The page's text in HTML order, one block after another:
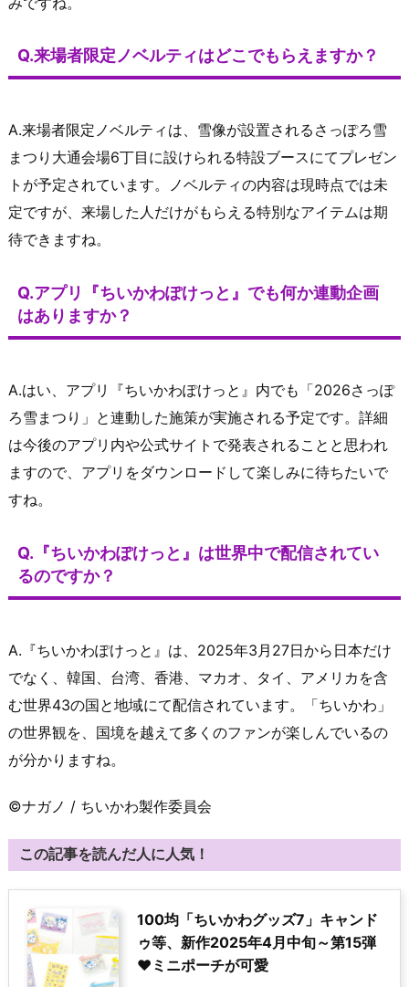
Q.来場者限定ノベルティはどこでもらえますか？
A.来場者限定ノベルティは、雪像が設置されるさっぽろ雪
まつり大通会場6丁目に設けられる特設ブースにてプレゼン
トが予定されています。ノベルティの内容は現時点では未
定ですが、来場した人だけがもらえる特別なアイテムは期
待できますね。
Q.アプリ『ちいかわぽけっと』でも何か連動企画
はありますか？
A.はい、アプリ『ちいかわぽけっと』内でも「2026さっぽ
ろ雪まつり」と連動した施策が実施される予定です。詳細
は今後のアプリ内や公式サイトで発表されることと思われ
ますので、アプリをダウンロードして楽しみに待ちたいで
すね。
Q.『ちいかわぽけっと』は世界中で配信されてい
るのですか？
A.『ちいかわぽけっと』は、2025年3月27日から日本だけ
でなく、韓国、台湾、香港、マカオ、タイ、アメリカを含
む世界43の国と地域にて配信されています。「ちいかわ」
の世界観を、国境を越えて多くのファンが楽しんでいるの
が分かりますね。
©ナガノ / ちいかわ製作委員会
この記事を読んだ人に人気！
100均「ちいかわグッズ7」キャンド
ゥ等、新作2025年4月中旬～第15弾
♥ミニポーチが可愛